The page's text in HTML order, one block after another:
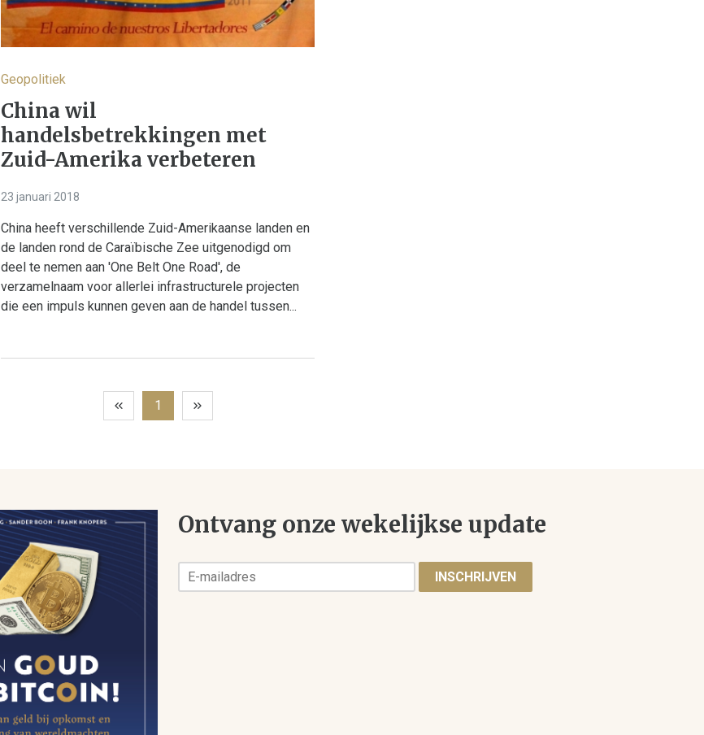
Geopolitiek
China wil
handelsbetrekkingen met
Zuid-Amerika verbeteren
23 januari 2018
China heeft verschillende Zuid-Amerikaanse landen en
de landen rond de Caraïbische Zee uitgenodigd om
deel te nemen aan 'One Belt One Road', de
verzamelnaam voor allerlei infrastructurele projecten
die een impuls kunnen geven aan de handel tussen...
1
Ontvang onze wekelijkse update
INSCHRIJVEN